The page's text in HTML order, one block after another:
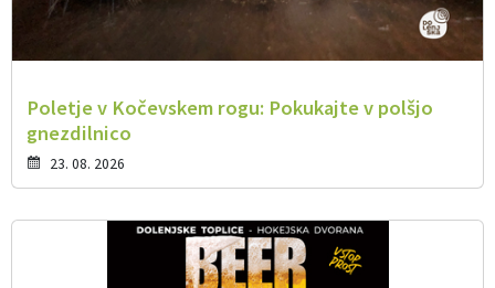
Poletje v Kočevskem rogu: Pokukajte v polšjo
gnezdilnico
23. 08. 2026